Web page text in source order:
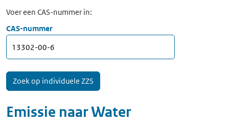
Voer een CAS-nummer in:
CAS-nummer
Emissie naarWater